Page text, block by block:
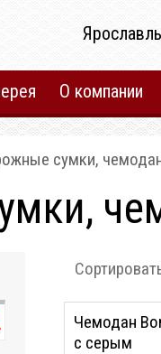
О компании
сумки,
Чемодан
с серым